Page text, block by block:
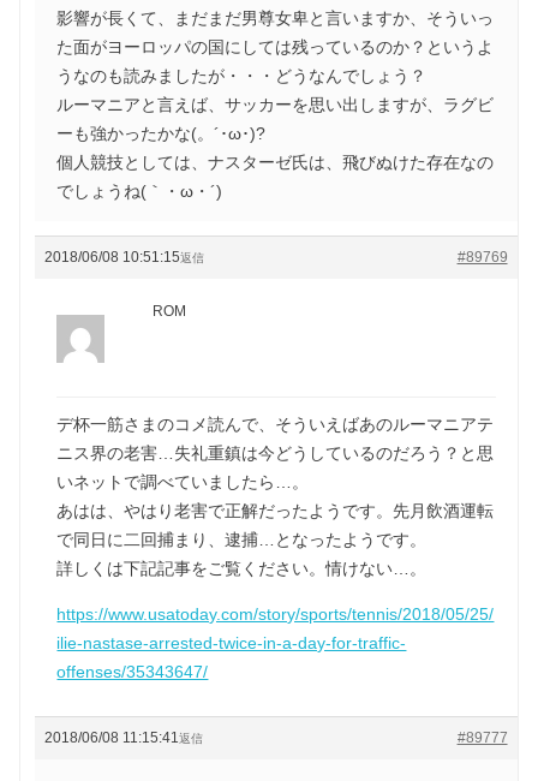
影響が長くて、まだまだ男尊女卑と言いますか、そういっ
た面がヨーロッパの国にしては残っているのか？というよ
うなのも読みましたが・・・どうなんでしょう？
ルーマニアと言えば、サッカーを思い出しますが、ラグビ
ーも強かったかな(。´･ω･)?
個人競技としては、ナスターゼ氏は、飛びぬけた存在なの
でしょうね(｀・ω・´)ゞ
2018/06/08 10:51:15 #89769
返信
ROM
デ杯一筋さまのコメ読んで、そういえばあのルーマニアテ
ニス界の老害…失礼重鎮は今どうしているのだろう？と思
いネットで調べていましたら…。
あはは、やはり老害で正解だったようです。先月飲酒運転
で同日に二回捕まり、逮捕…となったようです。
詳しくは下記記事をご覧ください。情けない…。
https://www.usatoday.com/story/sports/tennis/2018/05/25/
ilie-nastase-arrested-twice-in-a-day-for-traffic-
offenses/35343647/
2018/06/08 11:15:41 #89777
返信